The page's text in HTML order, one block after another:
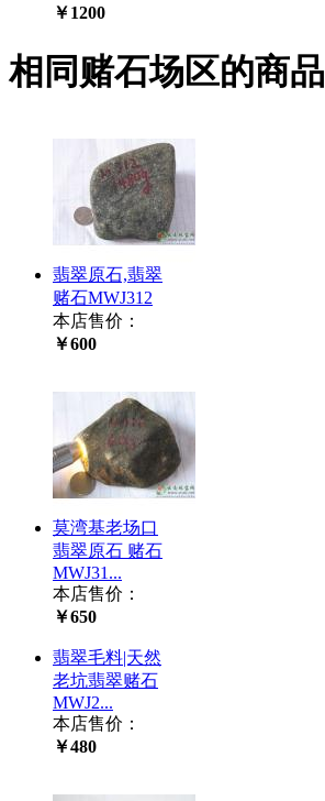
￥1200
相同赌石场区的商品
翡翠原石,翡翠
赌石MWJ312
本店售价：
￥600
莫湾基老场口
翡翠原石 赌石
MWJ31...
本店售价：
￥650
翡翠毛料|天然
老坑翡翠赌石
MWJ2...
本店售价：
￥480